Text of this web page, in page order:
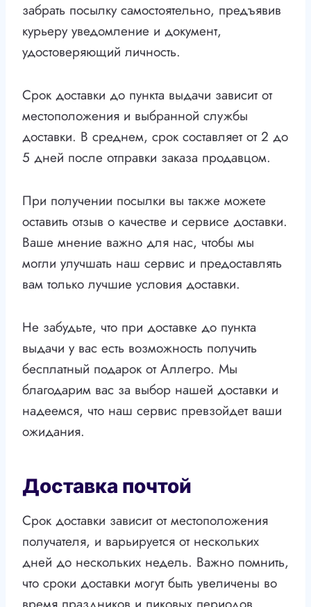
забрать посылку самостоятельно, предъявив
курьеру уведомление и документ,
удостоверяющий личность.
Срок доставки до пункта выдачи зависит от
местоположения и выбранной службы
доставки. В среднем, срок составляет от 2 до
5 дней после отправки заказа продавцом.
При получении посылки вы также можете
оставить отзыв о качестве и сервисе доставки.
Ваше мнение важно для нас, чтобы мы
могли улучшать наш сервис и предоставлять
вам только лучшие условия доставки.
Не забудьте, что при доставке до пункта
выдачи у вас есть возможность получить
бесплатный подарок от Аллегро. Мы
благодарим вас за выбор нашей доставки и
надеемся, что наш сервис превзойдет ваши
ожидания.
Доставка почтой
Срок доставки зависит от местоположения
получателя, и варьируется от нескольких
дней до нескольких недель. Важно помнить,
что сроки доставки могут быть увеличены во